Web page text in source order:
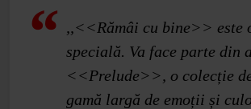
,,<<Rămâi cu bine>> este
specială. Va face parte din
<<Prelude>>, o colecție
gamă largă de emoții și